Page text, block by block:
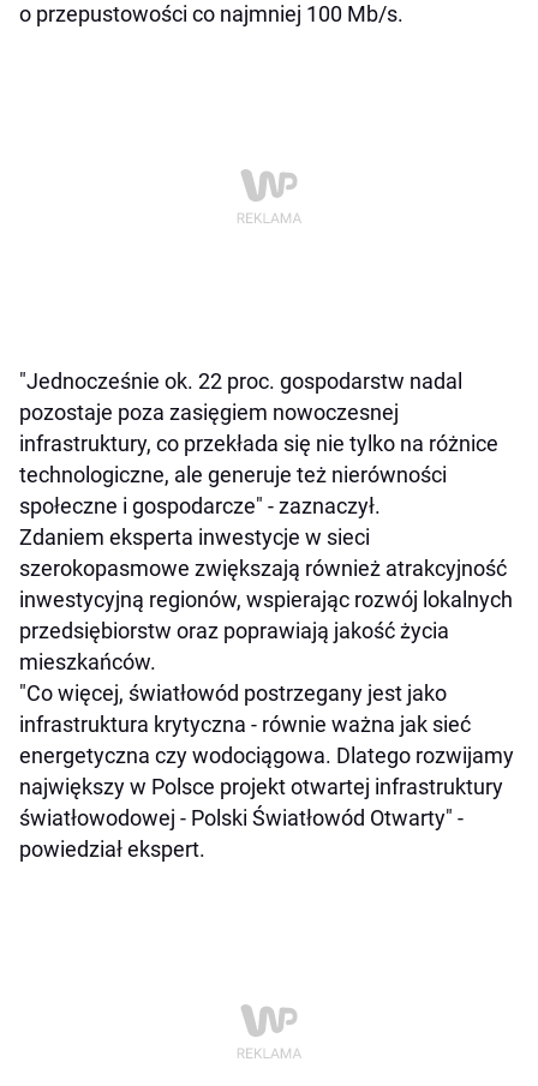
o przepustowości co najmniej 100 Mb/s.
"Jednocześnie ok. 22 proc. gospodarstw nadal
pozostaje poza zasięgiem nowoczesnej
infrastruktury, co przekłada się nie tylko na różnice
technologiczne, ale generuje też nierówności
społeczne i gospodarcze" - zaznaczył.
Zdaniem eksperta inwestycje w sieci
szerokopasmowe zwiększają również atrakcyjność
inwestycyjną regionów, wspierając rozwój lokalnych
przedsiębiorstw oraz poprawiają jakość życia
mieszkańców.
"Co więcej, światłowód postrzegany jest jako
infrastruktura krytyczna - równie ważna jak sieć
energetyczna czy wodociągowa. Dlatego rozwijamy
największy w Polsce projekt otwartej infrastruktury
światłowodowej - Polski Światłowód Otwarty" -
powiedział ekspert.